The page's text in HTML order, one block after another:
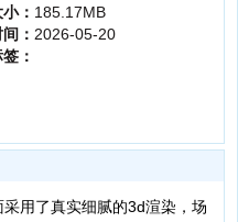
： 185.17MB
： 2026-05-20
：
用了真实细腻的3d渲染，场